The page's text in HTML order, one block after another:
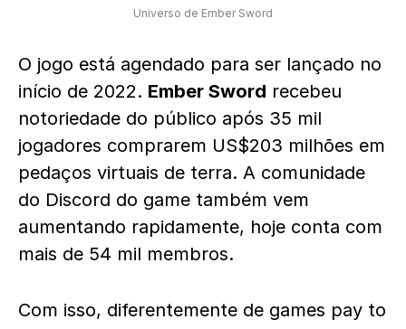
Universo de Ember Sword
O jogo está agendado para ser lançado no
início de 2022. Ember Sword recebeu
notoriedade do público após 35 mil
jogadores comprarem US$203 milhões em
pedaços virtuais de terra. A comunidade
do Discord do game também vem
aumentando rapidamente, hoje conta com
mais de 54 mil membros.
Com isso, diferentemente de games pay to